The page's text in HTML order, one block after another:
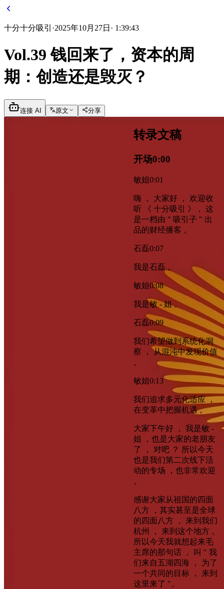
十分十分吸引 ·2025年10月27日 · 1:39:43
Vol.39 钱回来了，资本的周
期：创造还是毁灭？
连接 AI 原文 分享
转录文稿
开场0:00
敏姐0:01
嗨 ， 大家好 ， 欢迎收
听 《 十分吸引 》， 这
是一档由 " 吸引子 " 出
品的财经播客 。
石磊0:07
我是石磊 。
敏姐0:08
我是敏 - 姐 。
石磊0:09
我们希望做到系统化洞
察 ， 从混沌中发现价值
。
敏姐0:13
我们追求多元化适应 ，
在变革中把握机遇 。
大家下午好 ， 我是敏 -
姐 ，也是大家的老朋友
了 ， 对吧 ？ 所以今天
也是我们第二次线下活
动的专场 ，也非常欢迎
。
感谢大家从祖国的四面
八方 ，其实甚至是全球
的四面八方 ， 来到我们
杭州 ， 来到这个地方 。
所以今天我就想起来毛
主席的那句话 ， 叫 " 我
们来自五湖四海 ， 为了
一个共同的目标 ， 来到
这里来了 "。